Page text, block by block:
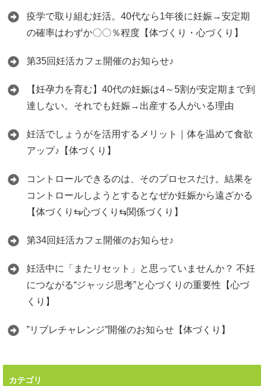
疫学で取り組む妊活。40代なら1年後に妊娠→安定期
の確率はわずか〇〇％程度【体づくり・心づくり】
第35回妊活カフェ開催のお知らせ♪
【妊孕力を育む】40代の妊娠は4～5割が安定期まで到
達しない。それでも妊娠→出産する人がいる理由
妊活でしょうがを活用するメリット｜体を温めて食欲
アップ♪【体づくり】
コントロールできるのは、そのプロセスだけ。結果を
コントロールしようとするとなぜか妊娠から遠ざかる
【体づくり⇆心づくり⇆関係づくり】
第34回妊活カフェ開催のお知らせ♪
妊活中に「またリセット」と思っていませんか？ 不妊
につながる“ジャッジ思考”と心づくりの重要性【心づ
くり】
”リブレチャレンジ”開催のお知らせ【体づくり】
カテゴリ